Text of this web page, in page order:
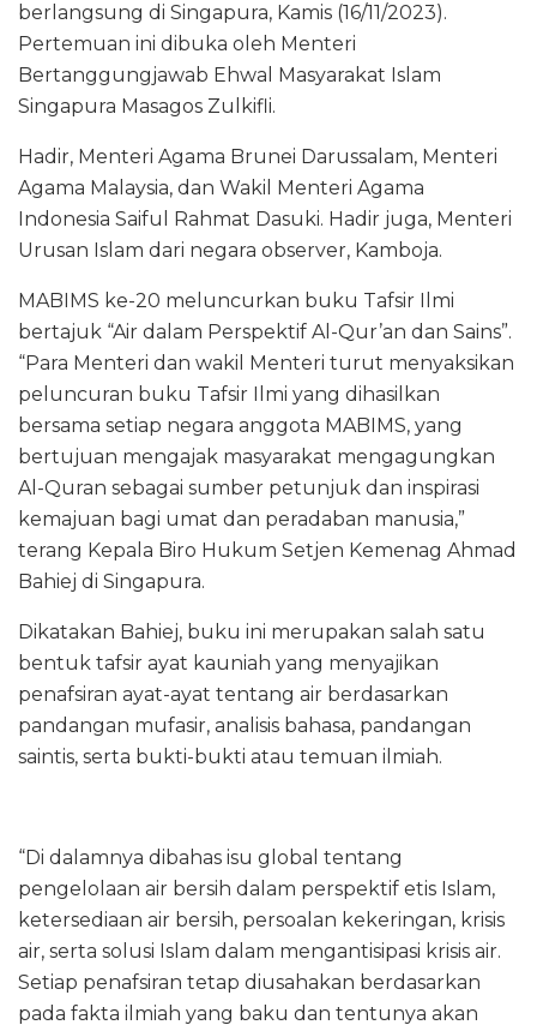
berlangsung di Singapura, Kamis (16/11/2023).
Pertemuan ini dibuka oleh Menteri
Bertanggungjawab Ehwal Masyarakat Islam
Singapura Masagos Zulkifli.
Hadir, Menteri Agama Brunei Darussalam, Menteri
Agama Malaysia, dan Wakil Menteri Agama
Indonesia Saiful Rahmat Dasuki. Hadir juga, Menteri
Urusan Islam dari negara observer, Kamboja.
MABIMS ke-20 meluncurkan buku Tafsir Ilmi
bertajuk “Air dalam Perspektif Al-Qur’an dan Sains”.
“Para Menteri dan wakil Menteri turut menyaksikan
peluncuran buku Tafsir Ilmi yang dihasilkan
bersama setiap negara anggota MABIMS, yang
bertujuan mengajak masyarakat mengagungkan
Al-Quran sebagai sumber petunjuk dan inspirasi
kemajuan bagi umat dan peradaban manusia,”
terang Kepala Biro Hukum Setjen Kemenag Ahmad
Bahiej di Singapura.
Dikatakan Bahiej, buku ini merupakan salah satu
bentuk tafsir ayat kauniah yang menyajikan
penafsiran ayat-ayat tentang air berdasarkan
pandangan mufasir, analisis bahasa, pandangan
saintis, serta bukti-bukti atau temuan ilmiah.
“Di dalamnya dibahas isu global tentang
pengelolaan air bersih dalam perspektif etis Islam,
ketersediaan air bersih, persoalan kekeringan, krisis
air, serta solusi Islam dalam mengantisipasi krisis air.
Setiap penafsiran tetap diusahakan berdasarkan
pada fakta ilmiah yang baku dan tentunya akan